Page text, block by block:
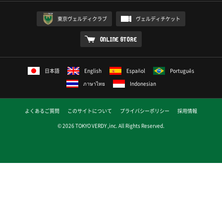
東京ヴェルディクラブ ヴェルディチケット
ONLINE STORE
日本語 English Español
Português
ภาษาไทย
Indonesian
よくあるご質問 このサイトについて プライバシーポリシー
採用情報
© 2026 TOKYO VERDY ,inc. All Rights Reserved.